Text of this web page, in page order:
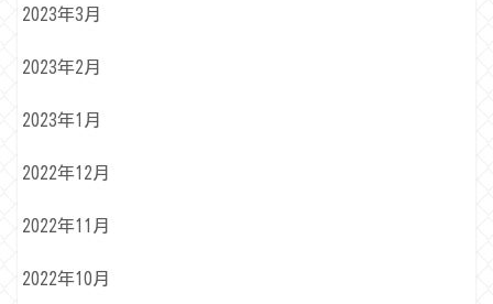
2023年3月
2023年2月
2023年1月
2022年12月
2022年11月
2022年10月